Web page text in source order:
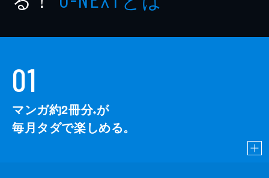
01
マンガ約2冊分※が
毎月タダで楽しめる。